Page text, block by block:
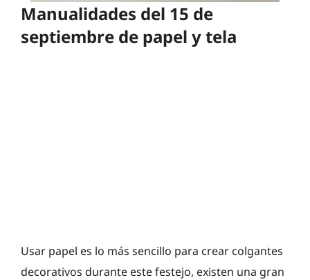
Manualidades del 15 de
septiembre de papel y tela
Usar papel es lo más sencillo para crear colgantes
decorativos durante este festejo, existen una gran